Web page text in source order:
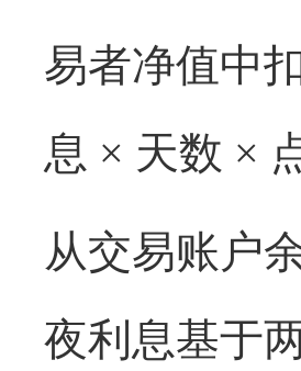
易者净值中
息 × 天数 ×
从交易账户
夜利息基于